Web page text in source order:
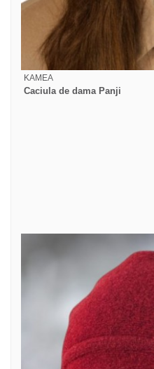
KAMEA
Caciula de dama Panji